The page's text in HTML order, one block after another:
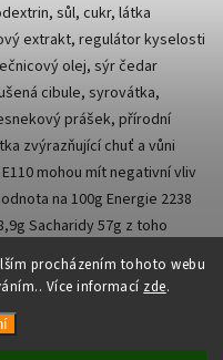
procházením tohoto webu
Více informací zde.
sůl, cukr, látka
extrakt, regulátor kyselosti
olej, sýr čedar
cibule, syrovátka,
prášek, přírodní
zvýrazňující chuť a vůni
E110 mohou mít negativní vliv
na 100g Energie 2238
Sacharidy 57g z toho